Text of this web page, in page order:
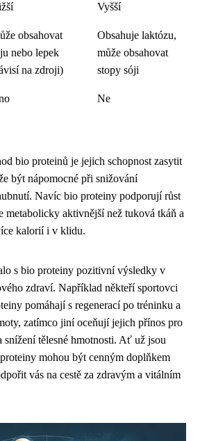
Vyšší
obsahovat
nebo lepek
na zdroji)
Obsahuje laktózu,
může obsahovat
stopy sóji
Ne
bio proteinů je jejich schopnost zasytit
být nápomocné při snižování
Navíc bio proteiny podporují růst
metabolicky aktivnější než tuková tkáň a
kalorií i v klidu.
s bio proteiny pozitivní výsledky v
zdraví. Například někteří sportovci
pomáhají s regenerací po tréninku a
zatímco jiní oceňují jejich přínos pro
tělesné hmotnosti. Ať už jsou
mohou být cenným doplňkem
vás na cestě za zdravým a vitálním